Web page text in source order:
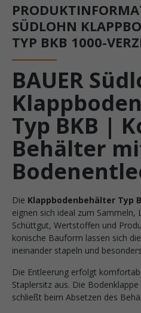
SÜDLOHN
TYP BKB 1000-
BAUER
Typ BKB |
Behälter
Die Klappbodenbehälter Typ
eignen sich ideal zum Sammeln,
Schüttgut, Wertstoffen und
konische Bauform lassen sich
ineinander stapeln und
Die Entleerung erfolgt
Staplersitz aus. Die
schließt beim Absetzen des